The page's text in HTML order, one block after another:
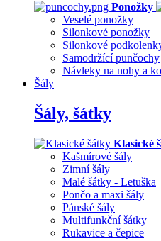
Ponožky
Veselé ponožky
Silonkové ponožky
Silonkové
Samodržící punčochy
Návleky na nohy a
Šály
Šály, šátky
Klasické
Kašmírové šály
Zimní šály
Malé šátky - Letuška
Pončo a maxi šály
Pánské šály
Multifunkční šátky
Rukavice a čepice